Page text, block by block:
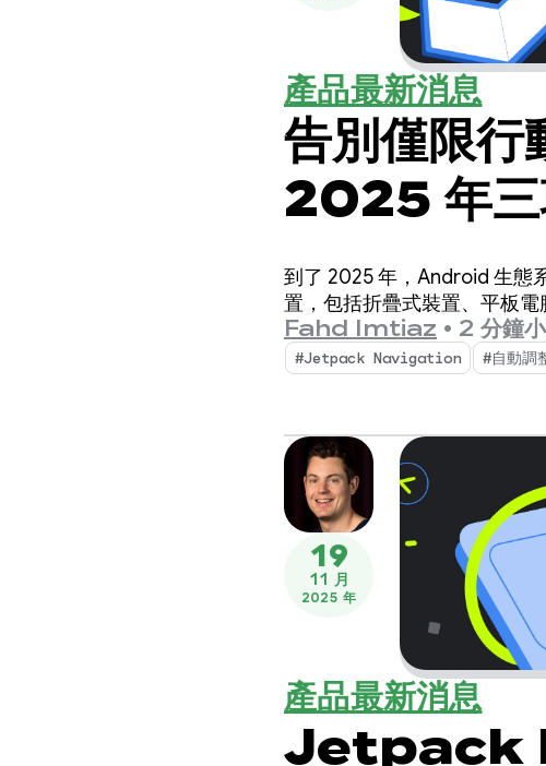
產品最新消息
告別僅限行
2025 年三
自適應應用
到了 2025 年，Android 生態
置，包括折疊式裝置、平板電
Fahd Imtiaz • 2 分鐘
#Jetpack Navigation #自動調
19
11 月
2025 年
產品最新消息
Jetpack